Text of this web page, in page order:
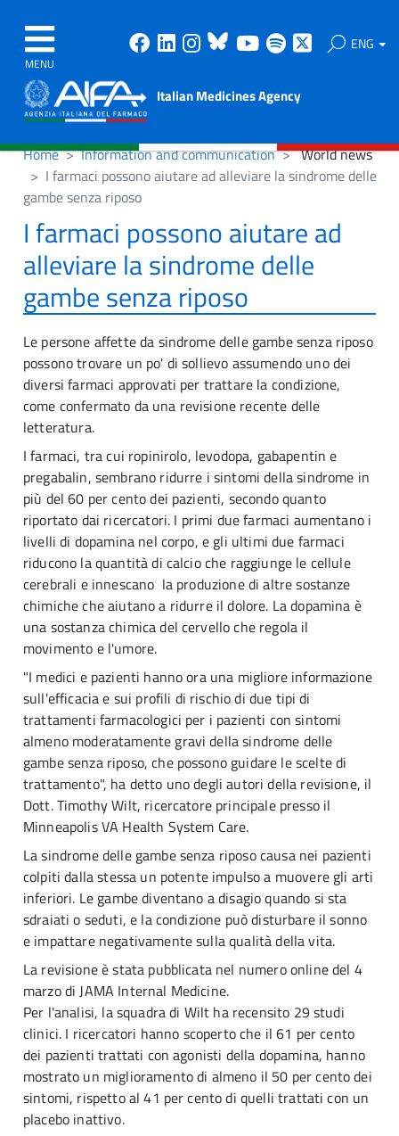
MENU
Facebook
Linkedin
Instagram
Bluesky
Youtube
Spotify ENG
Italian Medicines Agency
Home Information and communication
World news
I farmaci possono aiutare ad alleviare la sindrome delle
gambe senza riposo
I farmaci possono aiutare ad
alleviare la sindrome delle
gambe senza riposo
Le persone affette da sindrome delle gambe senza riposo
possono trovare un po' di sollievo assumendo uno dei
diversi farmaci approvati per trattare la condizione,
come confermato da una revisione recente delle
letteratura.
I farmaci, tra cui ropinirolo, levodopa, gabapentin e
pregabalin, sembrano ridurre i sintomi della sindrome in
più del 60 per cento dei pazienti, secondo quanto
riportato dai ricercatori. I primi due farmaci aumentano i
livelli di dopamina nel corpo, e gli ultimi due farmaci
riducono la quantità di calcio che raggiunge le cellule
cerebrali e innescano la produzione di altre sostanze
chimiche che aiutano a ridurre il dolore. La dopamina è
una sostanza chimica del cervello che regola il
movimento e l'umore.
"I medici e pazienti hanno ora una migliore informazione
sull'efficacia e sui profili di rischio di due tipi di
trattamenti farmacologici per i pazienti con sintomi
almeno moderatamente gravi della sindrome delle
gambe senza riposo, che possono guidare le scelte di
trattamento", ha detto uno degli autori della revisione, il
Dott. Timothy Wilt, ricercatore principale presso il
Minneapolis VA Health System Care.
La sindrome delle gambe senza riposo causa nei pazienti
colpiti dalla stessa un potente impulso a muovere gli arti
inferiori. Le gambe diventano a disagio quando si sta
sdraiati o seduti, e la condizione può disturbare il sonno
e impattare negativamente sulla qualità della vita.
La revisione è stata pubblicata nel numero online del 4
marzo di JAMA Internal Medicine.
Per l'analisi, la squadra di Wilt ha recensito 29 studi
clinici. I ricercatori hanno scoperto che il 61 per cento
dei pazienti trattati con agonisti della dopamina, hanno
mostrato un miglioramento di almeno il 50 per cento dei
sintomi, rispetto al 41 per cento di quelli trattati con un
placebo inattivo.